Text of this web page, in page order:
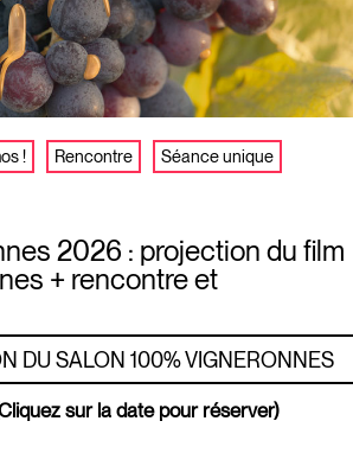
2026 : projection du film
+ rencontre et
DU SALON 100% VIGNERONNES
! Rencontre
Séance unique
sur la date pour réserver)